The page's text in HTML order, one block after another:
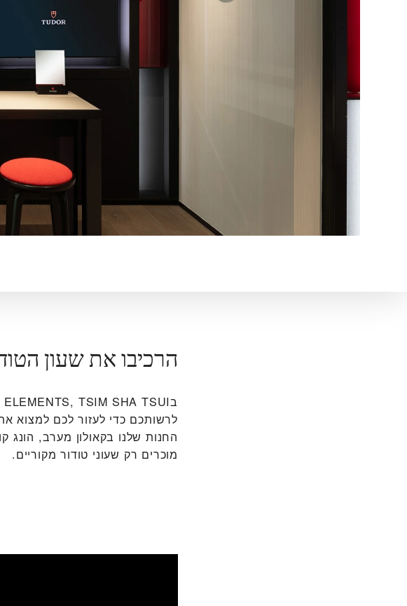
הרכיבו את שעון
לרשותכם כדי לעזור לכם למצוא
החנות שלנו בקאולון מערב, הונג
מוכרים רק שעוני טודור מקוריים.